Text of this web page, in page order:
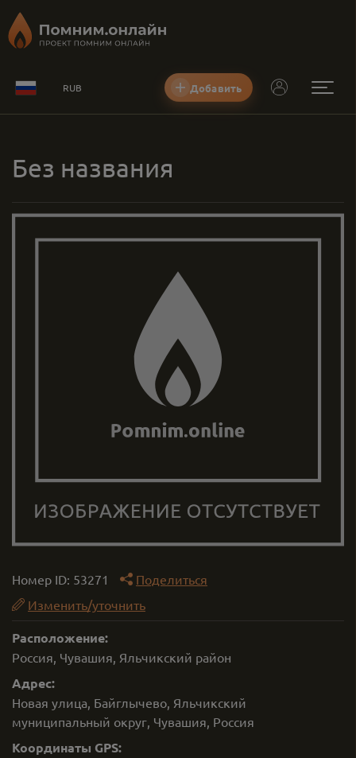
RUB Добавить
Без названия
Номер ID: 53271
Поделиться
Изменить/уточнить
Расположение:
Россия, Чувашия, Яльчикский район
Адрес:
Новая улица, Байглычево, Яльчикский
муниципальный округ, Чувашия, Россия
Координаты GPS: